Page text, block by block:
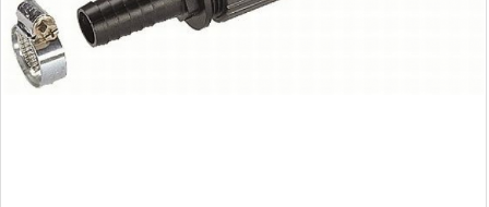
Оплата
Доставка
Услуги
Возврат
обмен